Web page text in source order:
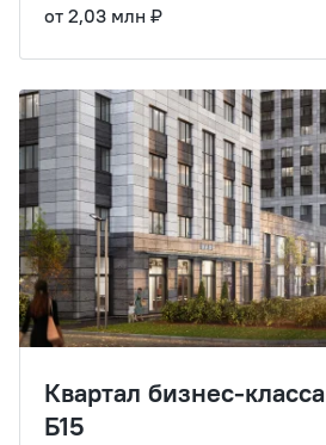
от 2,03 млн ₽
Квартал бизнес-класса
Б15